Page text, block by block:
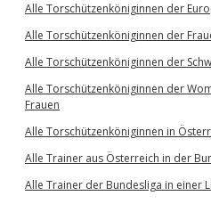
Alle Torschützenköniginnen der
Alle Torschützenköniginnen der
Alle Torschützenköniginnen der
Alle Torschützenköniginnen der
Frauen
Alle Torschützenköniginnen in
Alle Trainer aus Österreich in der
Alle Trainer der Bundesliga in einer